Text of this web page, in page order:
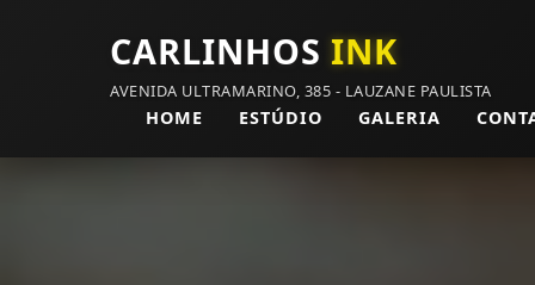
CARLINHOS INK
AVENIDA ULTRAMARINO, 385 - LAUZANE PAULISTA
HOME ESTÚDIO GALERIA